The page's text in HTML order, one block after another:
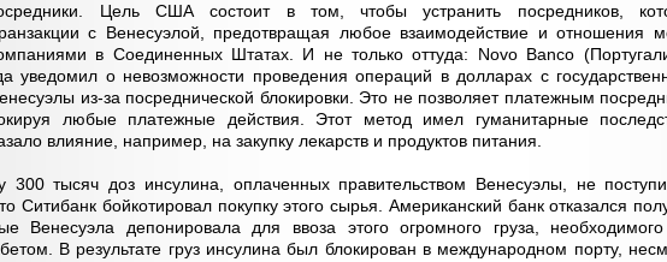
Цель США состоит в том, чтобы устранить посредников,
с Венесуэлой, предотвращая любое взаимодействие и отношения
в Соединенных Штатах. И не только оттуда: Novo Banco
уведомил о невозможности проведения операций в долларах с
из-за посреднической блокировки. Это не позволяет платежным
любые платежные действия. Этот метод имел гуманитарные
влияние, например, на закупку лекарств и продуктов питания.
300 тысяч доз инсулина, оплаченных правительством Венесуэлы, не
Ситибанк бойкотировал покупку этого сырья. Американский банк отказался
Венесуэла депонировала для ввоза этого огромного груза,
В результате груз инсулина был блокирован в международном порту,